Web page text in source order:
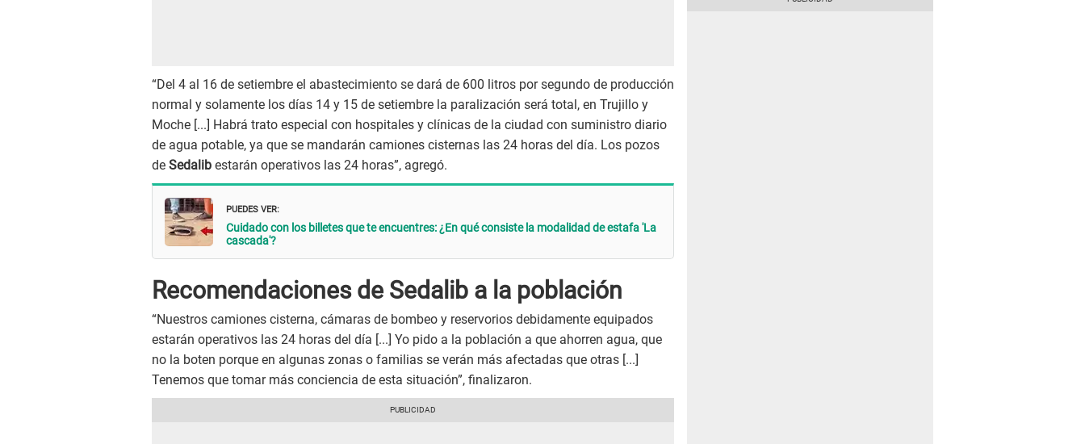
“Del 4 al 16 de setiembre el abastecimiento se dará de 600 litros por segundo de producción
normal y solamente los días 14 y 15 de setiembre la paralización será total, en Trujillo y
Moche [...] Habrá trato especial con hospitales y clínicas de la ciudad con suministro diario
de agua potable, ya que se mandarán camiones cisternas las 24 horas del día. Los pozos
de Sedalib estarán operativos las 24 horas”, agregó.
PUEDES VER:
Cuidado con los billetes que te encuentres: ¿En qué consiste la modalidad de estafa 'La
cascada'?
Recomendaciones de Sedalib a la población
“Nuestros camiones cisterna, cámaras de bombeo y reservorios debidamente equipados
estarán operativos las 24 horas del día [...] Yo pido a la población a que ahorren agua, que
no la boten porque en algunas zonas o familias se verán más afectadas que otras [...]
Tenemos que tomar más conciencia de esta situación”, finalizaron.